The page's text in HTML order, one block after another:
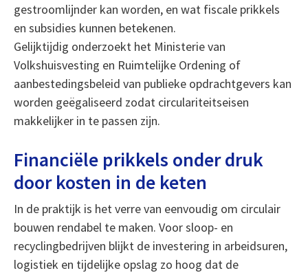
gestroomlijnder kan worden, en wat fiscale prikkels
en subsidies kunnen betekenen.
Gelijktijdig onderzoekt het Ministerie van
Volkshuisvesting en Ruimtelijke Ordening of
aanbestedingsbeleid van publieke opdrachtgevers kan
worden geëgaliseerd zodat circulariteitseisen
makkelijker in te passen zijn.
Financiële prikkels onder druk
door kosten in de keten
In de praktijk is het verre van eenvoudig om circulair
bouwen rendabel te maken. Voor sloop- en
recyclingbedrijven blijkt de investering in arbeidsuren,
logistiek en tijdelijke opslag zo hoog dat de